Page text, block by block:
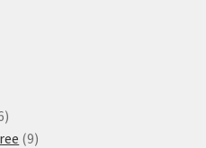
6
produktů
99